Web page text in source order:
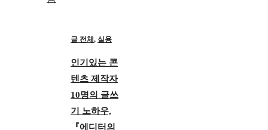
글 전체 , 실용
인기있는 콘
텐츠 제작자
10명의 글쓰
기 노하우,
『에디터의